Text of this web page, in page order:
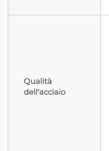
Qualità
dell'acciaio